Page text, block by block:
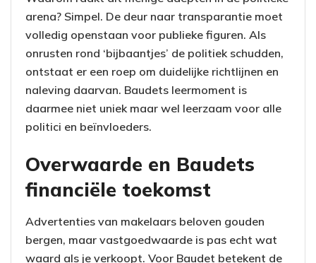
arena? Simpel. De deur naar transparantie moet
volledig openstaan voor publieke figuren. Als
onrusten rond ‘bijbaantjes’ de politiek schudden,
ontstaat er een roep om duidelijke richtlijnen en
naleving daarvan. Baudets leermoment is
daarmee niet uniek maar wel leerzaam voor alle
politici en beïnvloeders.
Overwaarde en Baudets
financiële toekomst
Advertenties van makelaars beloven gouden
bergen, maar vastgoedwaarde is pas echt wat
waard als je verkoopt. Voor Baudet betekent de